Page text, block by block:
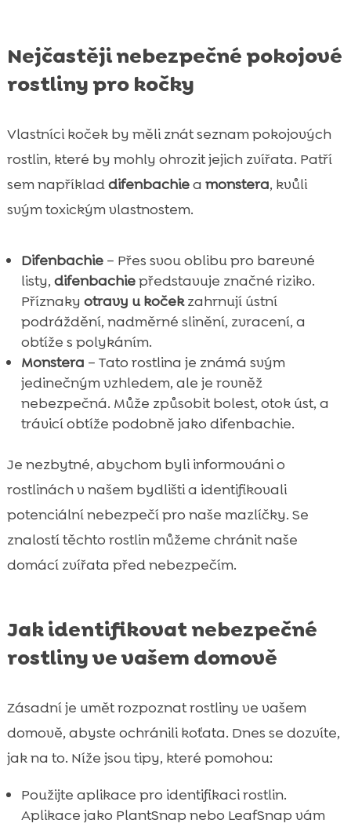
Nejčastěji nebezpečné pokojové
rostliny pro kočky
Vlastníci koček by měli znát seznam pokojových
rostlin, které by mohly ohrozit jejich zvířata. Patří
sem napříkladdifenbachiea monstera, kvůli
svým toxickým vlastnostem.
Difenbachie– Přes svou oblibu pro barevné
listy, difenbachiepředstavuje značné riziko.
Příznaky otravy u kočekzahrnují ústní
podráždění, nadměrné slinění, zvracení, a
obtíže s polykáním.
Monstera – Tato rostlina je známá svým
jedinečným vzhledem, ale je rovněž
nebezpečná. Může způsobit bolest, otok úst, a
trávicí obtíže podobně jako difenbachie.
Je nezbytné, abychom byli informováni o
rostlinách v našem bydlišti a identifikovali
potenciální nebezpečí pro naše mazlíčky. Se
znalostí těchto rostlin můžeme chránit naše
domácí zvířata před nebezpečím.
Jak identifikovat nebezpečné
rostliny ve vašem domově
Zásadní je umět rozpoznat rostliny ve vašem
domově, abyste ochránili koťata. Dnes se dozvíte,
jak na to. Níže jsou tipy, které pomohou:
Použijte aplikace pro identifikaci rostlin.
Aplikace jako PlantSnap nebo LeafSnap vám